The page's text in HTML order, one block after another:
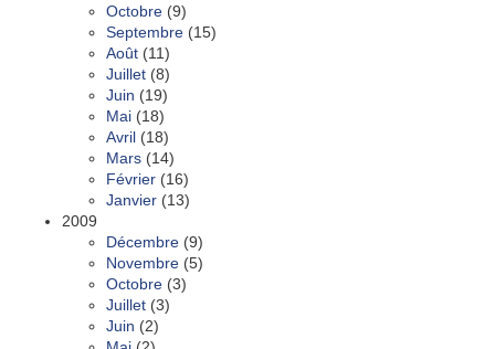
Octobre (9)
Septembre (15)
Août (11)
Juillet (8)
Juin (19)
Mai (18)
Avril (18)
Mars (14)
Février (16)
Janvier (13)
2009
Décembre (9)
Novembre (5)
Octobre (3)
Juillet (3)
Juin (2)